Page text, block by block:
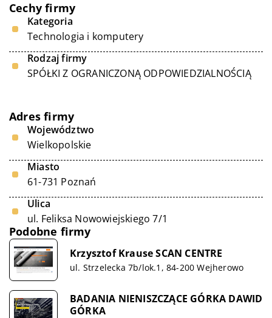
Cechy firmy
Kategoria
Technologia i komputery
Rodzaj firmy
SPÓŁKI Z OGRANICZONĄ ODPOWIEDZIALNOŚCIĄ
Adres firmy
Województwo
Wielkopolskie
Miasto
61-731 Poznań
Ulica
ul. Feliksa Nowowiejskiego 7/1
Podobne firmy
Krzysztof Krause SCAN CENTRE
ul. Strzelecka 7b/lok.1, 84-200 Wejherowo
BADANIA NIENISZCZĄCE GÓRKA DAWID
GÓRKA